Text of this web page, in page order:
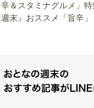
辛＆スタミナグルメ」
週末』おススメ「旨辛」